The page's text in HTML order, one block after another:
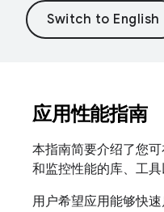
应用性能指南
本指南简要介绍了您
和监控性能的库、工具
用户希望应用能够快